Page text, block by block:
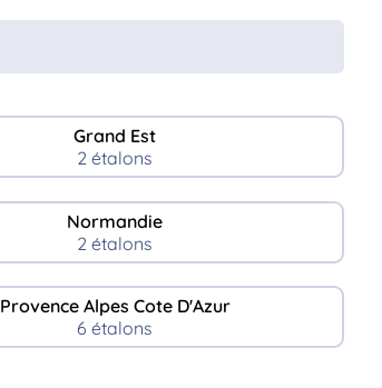
Grand Est
2 étalons
Normandie
2 étalons
Provence Alpes Cote D'Azur
6 étalons